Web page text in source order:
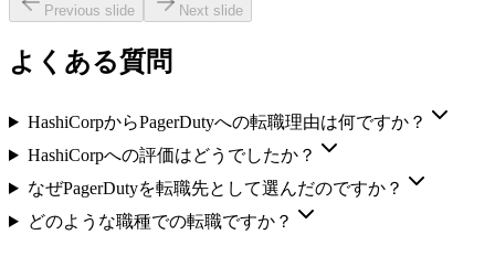
Previous slide Next slide
よくある質問
HashiCorpからPagerDutyへの転職理由は何ですか？
HashiCorpへの評価はどうでしたか？
なぜPagerDutyを転職先として選んだのですか？
どのような職種での転職ですか？